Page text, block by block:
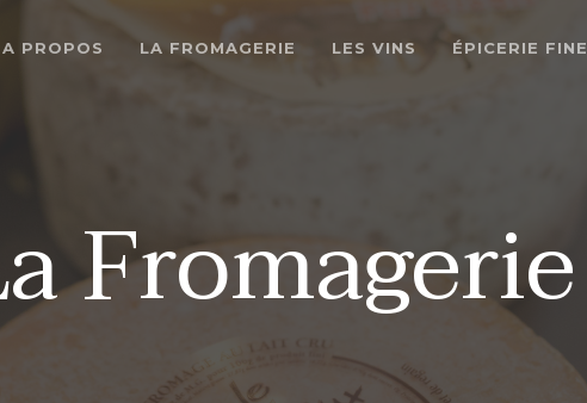
A PROPOS LA FROMAGERIE LES VINS ÉPICERIE FINE
Fromagerie